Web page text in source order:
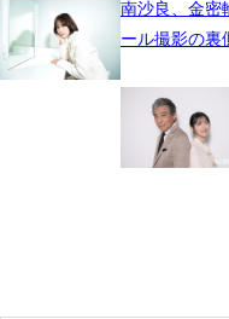
南沙良、金
ール撮影の裏